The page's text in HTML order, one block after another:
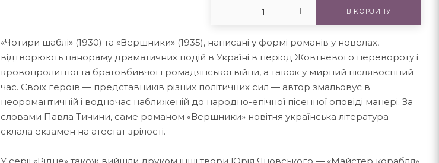
В КОРЗИНУ
«Чотири шаблі» (1930) та «Вершники» (1935), написані у формі романів у новелах,
відтворюють панораму драматичних подій в Україні в період Жовтневого перевороту і
кровопролитної та братовбивчої громадянської війни, а також у мирний післявоєнний
час. Своїх героїв — представників різних політичних сил — автор змальовує в
неоромантичній і водночас наближеній до народно-епічної пісенної оповіді манері. За
словами Павла Тичини, саме романом «Вершники» новітня українська література
склала екзамен на атестат зрілості.
У серії «Рідне» також вийшли друком інші твори Юрія Яновського — «Майстер корабля»